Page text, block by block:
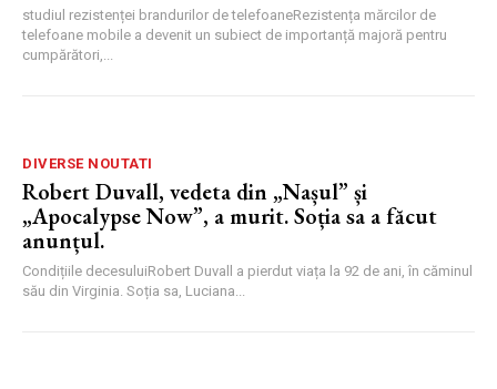
studiul rezistenței brandurilor de telefoaneRezistența mărcilor de
telefoane mobile a devenit un subiect de importanță majoră pentru
cumpărători,...
DIVERSE NOUTATI
Robert Duvall, vedeta din „Nașul” și
„Apocalypse Now”, a murit. Soția sa a făcut
anunțul.
Condițiile decesuluiRobert Duvall a pierdut viața la 92 de ani, în căminul
său din Virginia. Soția sa, Luciana...